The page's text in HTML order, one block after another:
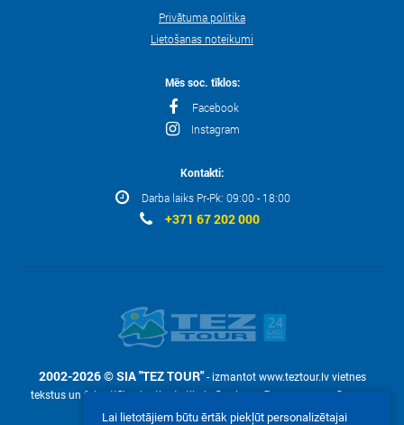
Privātuma politika
Lietošanas noteikumi
Mēs soc. tīklos:
Facebook
Instagram
Kontakti:
Darba laiks Pr-Pk: 09:00 - 18:00
+371 67 202 000
2002-2026 © SIA "TEZ TOUR"- izmantot www.teztour.lv vietnes
tekstus un fotoattēlus ir atļauts tikai pēc pieprasījuma – ar uzņēmuma
rakstisku atļauju SIA "TEZ TOUR".
Lai lietotājiem būtu ērtāk piekļūt personalizētajai